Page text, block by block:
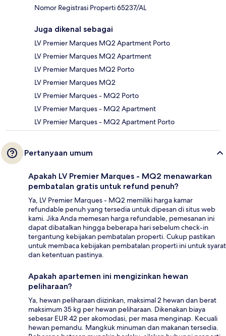
Nomor Registrasi Properti 65237/AL
Juga dikenal sebagai
LV Premier Marques MQ2 Apartment Porto
LV Premier Marques MQ2 Apartment
LV Premier Marques MQ2 Porto
LV Premier Marques MQ2
LV Premier Marques - MQ2 Porto
LV Premier Marques - MQ2 Apartment
LV Premier Marques - MQ2 Apartment Porto
Pertanyaan umum
Apakah LV Premier Marques - MQ2 menawarkan
pembatalan gratis untuk refund penuh?
Ya, LV Premier Marques - MQ2 memiliki harga kamar
refundable penuh yang tersedia untuk dipesan di situs web
kami. Jika Anda memesan harga refundable, pemesanan ini
dapat dibatalkan hingga beberapa hari sebelum check-in
tergantung kebijakan pembatalan properti. Cukup pastikan
untuk membaca kebijakan pembatalan properti ini untuk syarat
dan ketentuan pastinya.
Apakah apartemen ini mengizinkan hewan
peliharaan?
Ya, hewan peliharaan diizinkan, maksimal 2 hewan dan berat
maksimum 35 kg per hewan peliharaan. Dikenakan biaya
sebesar EUR 42 per akomodasi, per masa menginap. Kecuali
hewan pemandu. Mangkuk minuman dan makanan tersedia.